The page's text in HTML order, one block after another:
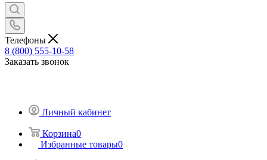
Телефоны
8 (800) 555-10-58
Заказать звонок
Личный кабинет
Корзина0
Избранные товары0